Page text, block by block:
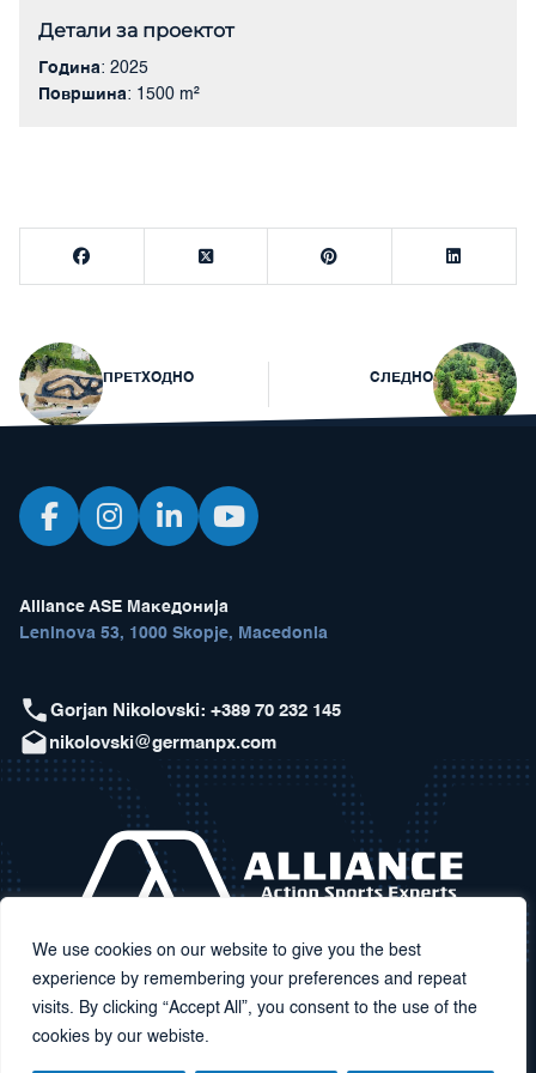
We use cookies on our website to give you the best
experience by remembering your preferences and repeat
visits. By clicking “Accept All”, you consent to the use of the
cookies by our webiste.
Детали за проектот
Година: 2025
Површина: 1500 m²
Навигација
на
ПРЕТХОДНО СЛЕДНО
Alliance ASE Македонија
Leninova 53, 1000 Skopje, Macedonia
Gorjan Nikolovski: +389 70 232 145
nikolovski@germanpx.com